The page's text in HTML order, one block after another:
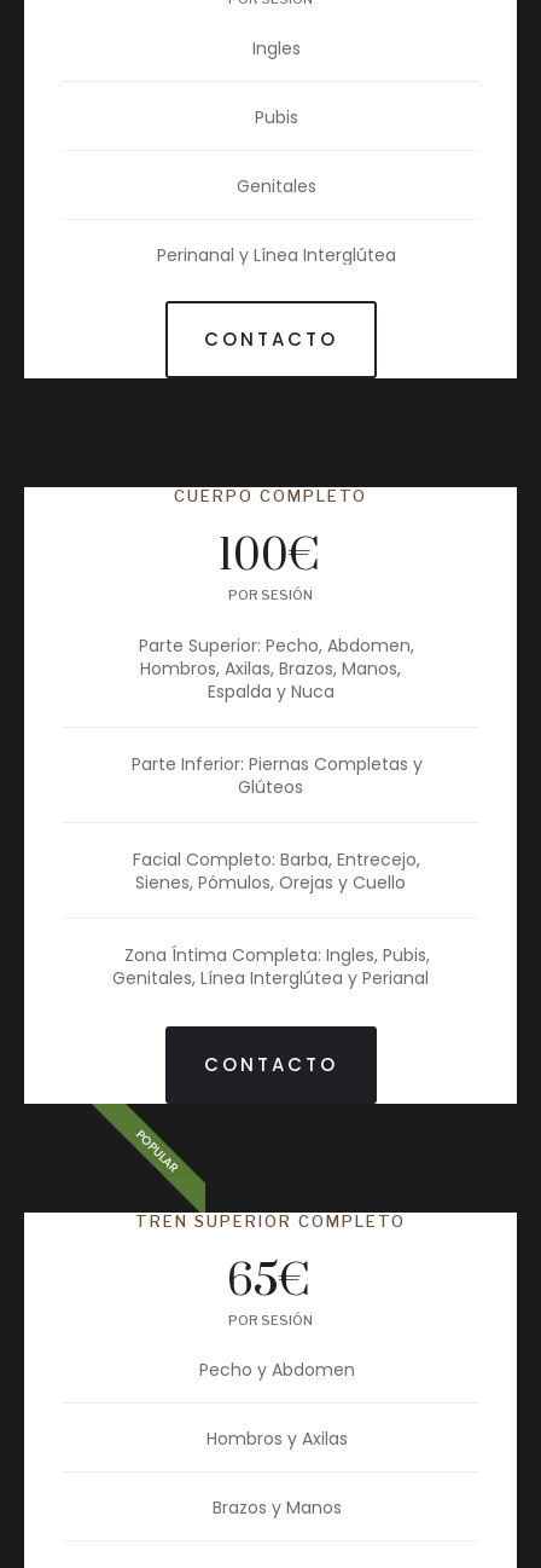
Ingles
Pubis
Genitales
Perinanal y Línea Interglútea
CONTACTO
CUERPO COMPLETO
100€
POR SESIÓN
Parte Superior: Pecho, Abdomen,
Hombros, Axilas, Brazos, Manos,
Espalda y Nuca
Parte Inferior: Piernas Completas y
Glúteos
Facial Completo: Barba, Entrecejo,
Sienes, Pómulos, Orejas y Cuello
Zona Íntima Completa: Ingles, Pubis,
Genitales, Línea Interglútea y Perianal
CONTACTO
POPULAR
TREN SUPERIOR COMPLETO
65€
POR SESIÓN
Pecho y Abdomen
Hombros y Axilas
Brazos y Manos